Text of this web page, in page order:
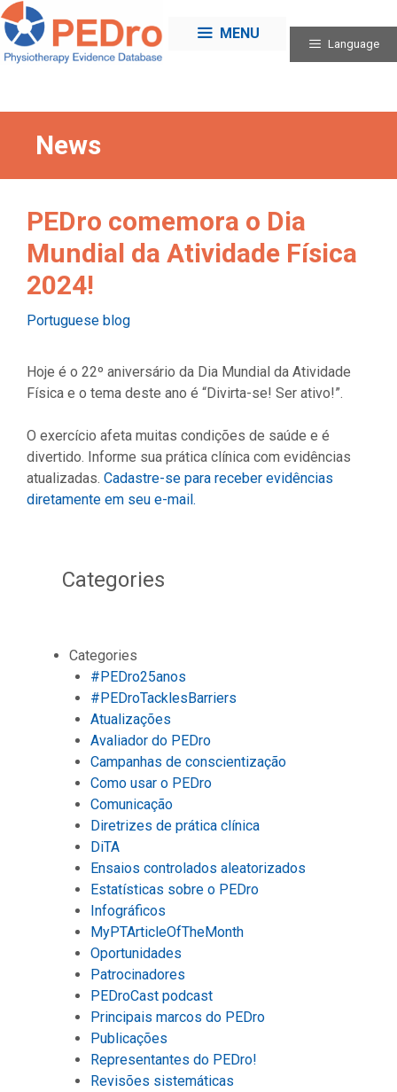
Skip
to
content
MENU
Language
News
PEDro comemora o Dia
Mundial da Atividade Física
2024!
Categories
Portuguese blog
Hoje é o 22º aniversário da Dia Mundial da Atividade
Física e o tema deste ano é “Divirta-se! Ser ativo!”.
O exercício afeta muitas condições de saúde e é
divertido. Informe sua prática clínica com evidências
atualizadas. Cadastre-se para receber evidências
diretamente em seu e-mail.
Categories
Categories
#PEDro25anos
#PEDroTacklesBarriers
Atualizações
Avaliador do PEDro
Campanhas de conscientização
Como usar o PEDro
Comunicação
Diretrizes de prática clínica
DiTA
Ensaios controlados aleatorizados
Estatísticas sobre o PEDro
Infográficos
MyPTArticleOfTheMonth
Oportunidades
Patrocinadores
PEDroCast podcast
Principais marcos do PEDro
Publicações
Representantes do PEDro!
Revisões sistemáticas